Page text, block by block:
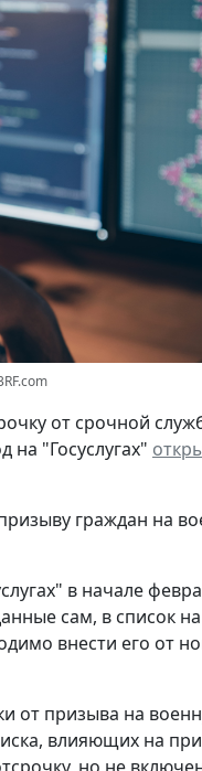
от срочной
на "Госуслугах"
граждан на
в начале
сам, в список
внести его от
от призыва на
влияющих на